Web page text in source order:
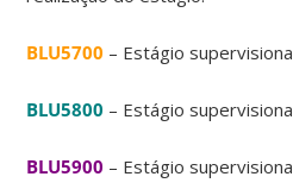
BLU5700 – Estágio
BLU5800 – Estágio
BLU5900 – Estágio